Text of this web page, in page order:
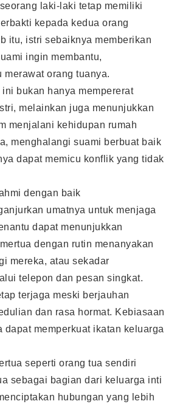
laki-laki tetap memiliki
kepada kedua orang
itu, istri sebaiknya memberikan
ingin membantu,
merawat orang tuanya.
bukan hanya mempererat
melainkan juga menunjukkan
menjalani kehidupan rumah
menghalangi suami berbuat baik
dapat memicu konflik yang tidak
dengan baik
umatnya untuk menjaga
dapat menunjukkan
dengan rutin menanyakan
mereka, atau sekadar
telepon dan pesan singkat.
terjaga meski berjauhan
dan rasa hormat. Kebiasaan
dapat memperkuat ikatan keluarga
seperti orang tua sendiri
sebagai bagian dari keluarga inti
hubungan yang lebih